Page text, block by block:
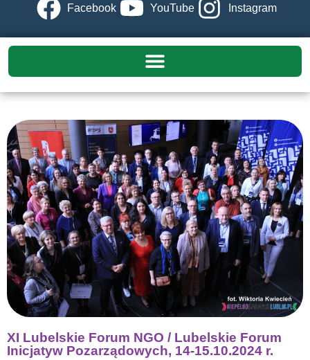
Facebook YouTube Instagram
XI Lubelskie Forum NGO / Lubelskie Forum
Inicjatyw Pozarządowych, 14-15.10.2024 r.